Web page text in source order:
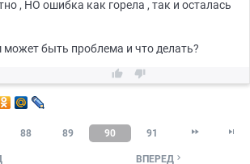
, НО ошибка как горела , так и осталась
может быть проблема и что делать?
 
88 89 90 91  
ВПЕРЕД 